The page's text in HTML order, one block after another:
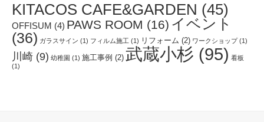
KITACOS CAFE&GARDEN (45)
OFFISUM (4) PAWS ROOM (16) イベント
(36) ガラスサイン (1) フィルム施工 (1) リフォーム (2) ワークショップ(1)
川崎 (9) 幼稚園 (1) 施工事例 (2) 武蔵小杉 (95) 看板
(1)